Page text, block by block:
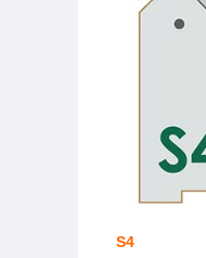
S4